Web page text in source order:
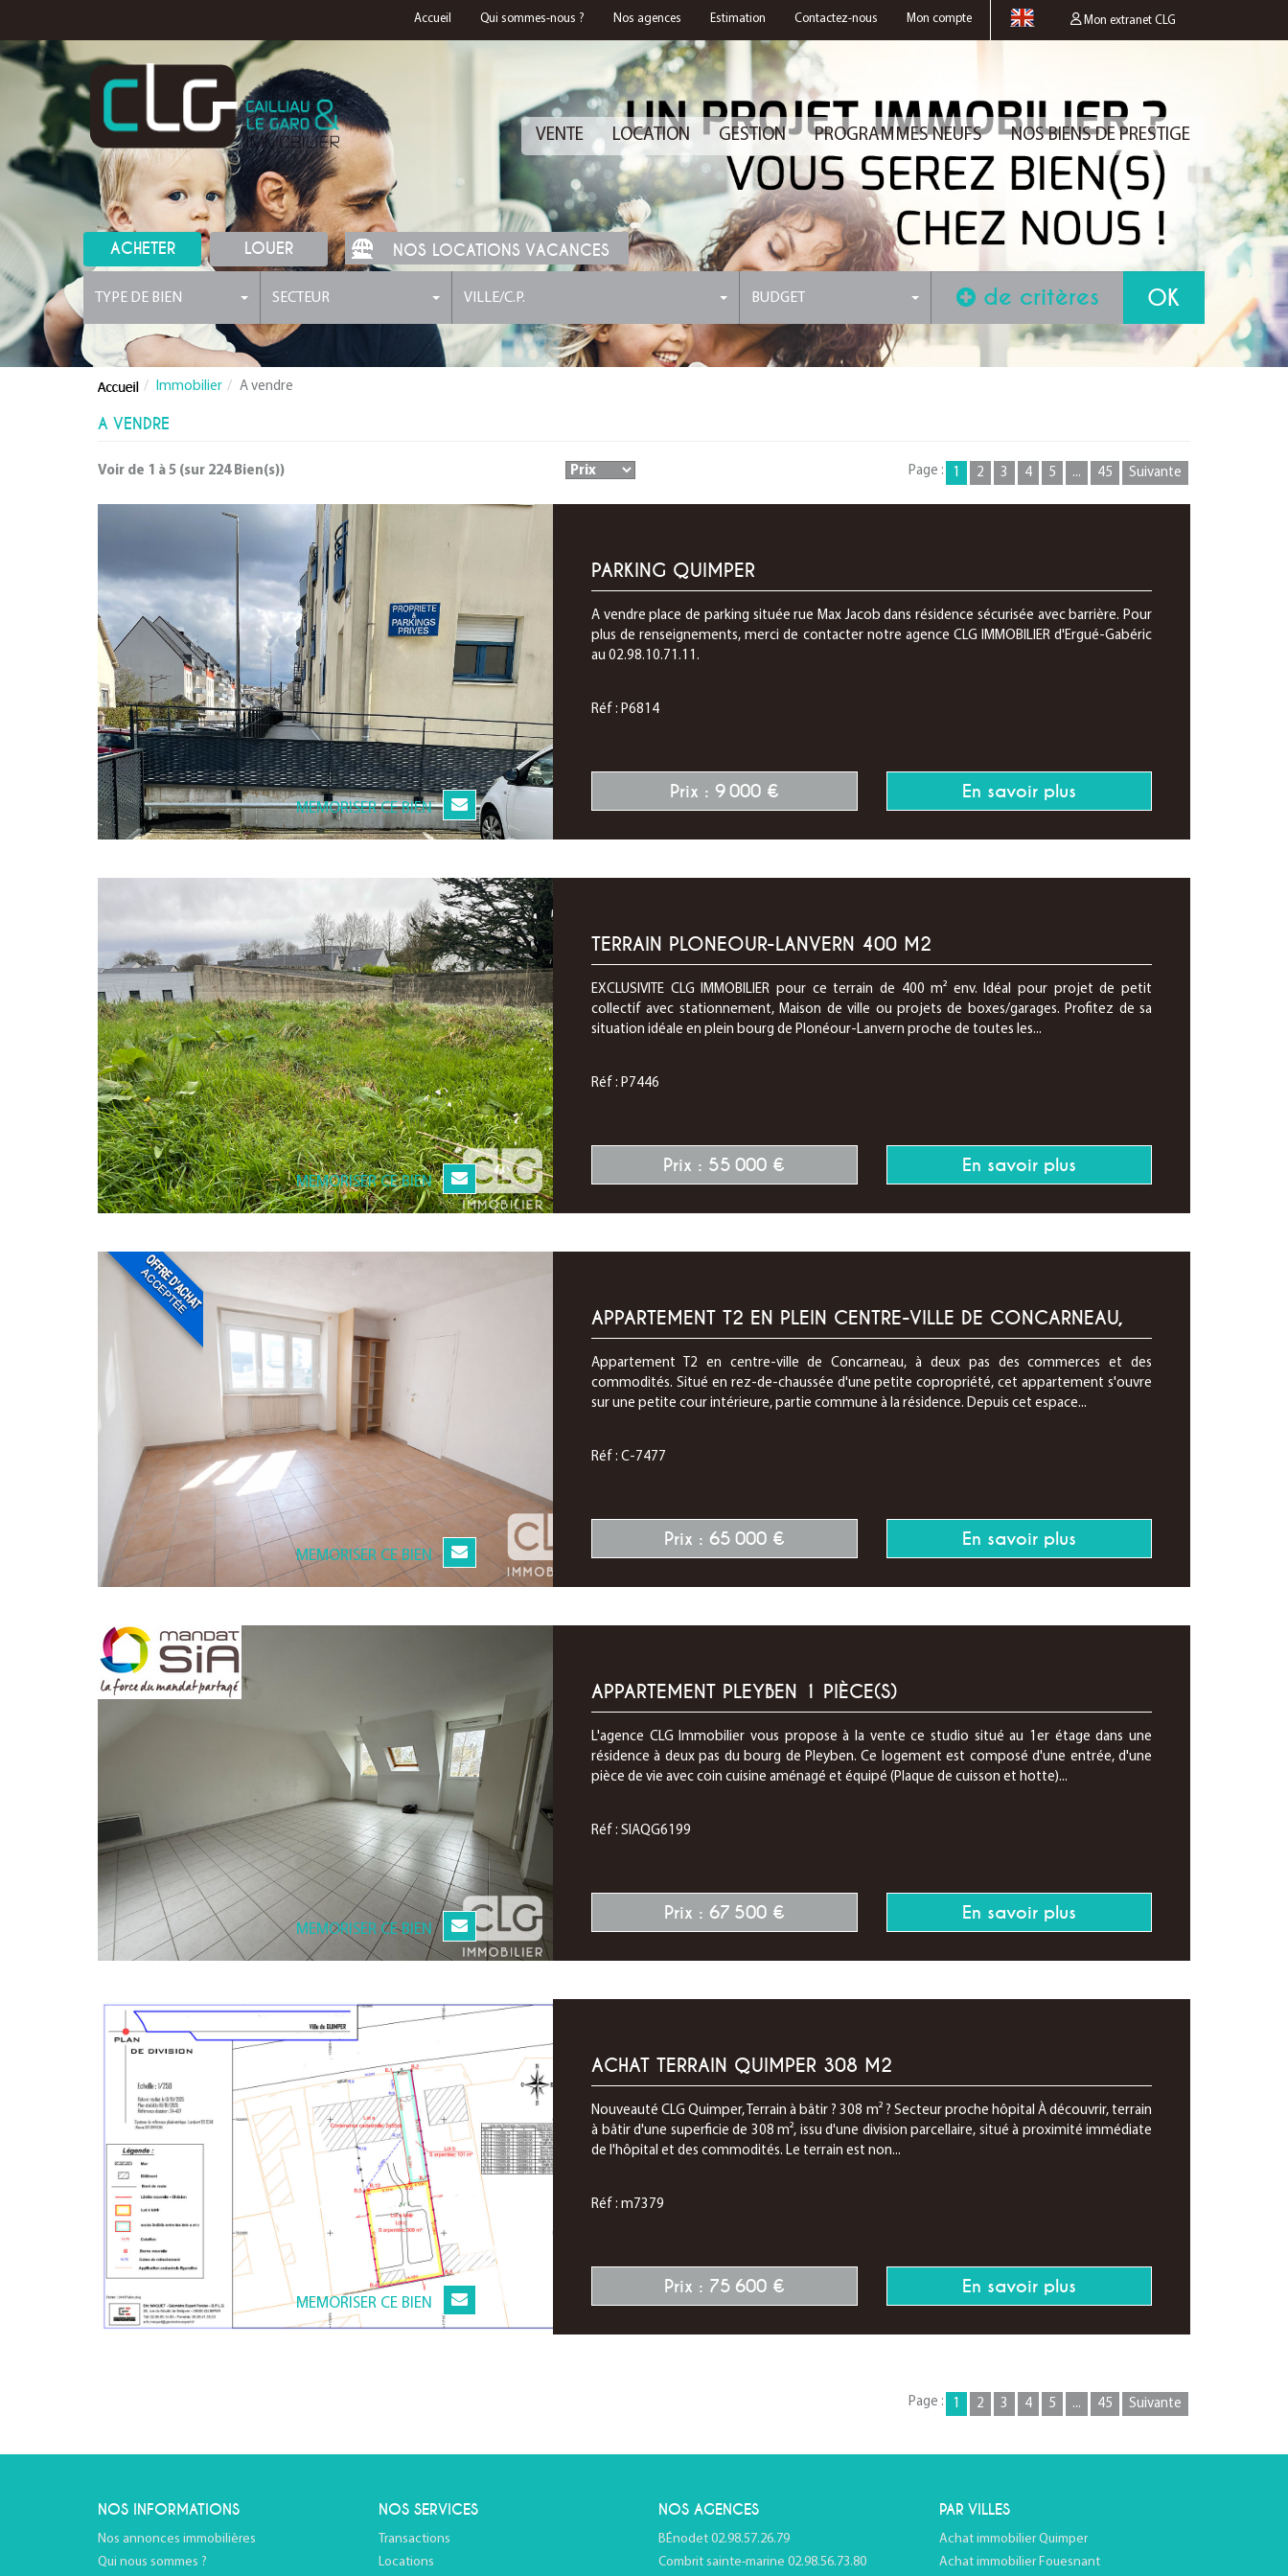
Mon extranet CLG
Accueil Qui sommes-nous ? Nos agences Estimation Contactez-nous Mon compte
VENTE LOCATION GESTION PROGRAMMES NEUFS NOS BIENS DE PRESTIGE
ACHETER LOUER NOS LOCATIONS VACANCES
TYPE DE BIEN SECTEUR VILLE/C.P. BUDGET de critères
Immobilier A vendre
A VENDRE
Voir de 1 à 5 (sur 224Bien(s)) 1 2 3 4 5 ... 45 Suivante
Page :
MEMORISER CE BIEN
PARKING QUIMPER
A vendre place de parking située rue Max Jacob dans résidence sécurisée avec barrière. Pour
plus de renseignements, merci de contacter notre agence CLG IMMOBILIER d'Ergué-Gabéric
au 02.98.10.71.11.
Réf : P6814
Prix : 9 000 € En savoir plus
MEMORISER CE BIEN
TERRAIN PLONEOUR-LANVERN 400 M2
EXCLUSIVITE CLG IMMOBILIER pour ce terrain de 400 m² env. Idéal pour projet de petit
collectif avec stationnement, Maison de ville ou projets de boxes/garages. Profitez de sa
situation idéale en plein bourg de Plonéour-Lanvern proche de toutes les...
Réf : P7446
Prix : 55 000 € En savoir plus
MEMORISER CE BIEN
APPARTEMENT T2 EN PLEIN CENTRE-VILLE DE CONCARNEAU,
Appartement T2 en centre-ville de Concarneau, à deux pas des commerces et des
commodités. Situé en rez-de-chaussée d'une petite copropriété, cet appartement s'ouvre
sur une petite cour intérieure, partie commune à la résidence. Depuis cet espace...
Réf : C-7477
Prix : 65 000 € En savoir plus
MEMORISER CE BIEN
APPARTEMENT PLEYBEN 1 PIÈCE(S)
L'agence CLG Immobilier vous propose à la vente ce studio situé au 1er étage dans une
résidence à deux pas du bourg de Pleyben. Ce logement est composé d'une entrée, d'une
pièce de vie avec coin cuisine aménagé et équipé (Plaque de cuisson et hotte)...
Réf : SIAQG6199
Prix : 67 500 € En savoir plus
MEMORISER CE BIEN
ACHAT TERRAIN QUIMPER 308 M2
Nouveauté CLG Quimper, Terrain à bâtir ? 308 m² ? Secteur proche hôpital À découvrir, terrain
à bâtir d'une superficie de 308 m², issu d'une division parcellaire, situé à proximité immédiate
de l'hôpital et des commodités. Le terrain est non...
Réf : m7379
Prix : 75 600 € En savoir plus
1 2 3 4 5 ... 45 Suivante
Page :
NOS INFORMATIONS
Nos annonces immobilières
Qui nous sommes ?
NOS SERVICES
Transactions
Locations
NOS AGENCES
BÉnodet 02.98.57.26.79
Combrit sainte-marine 02.98.56.73.80
PAR VILLES
Achat immobilier Quimper
Achat immobilier Fouesnant